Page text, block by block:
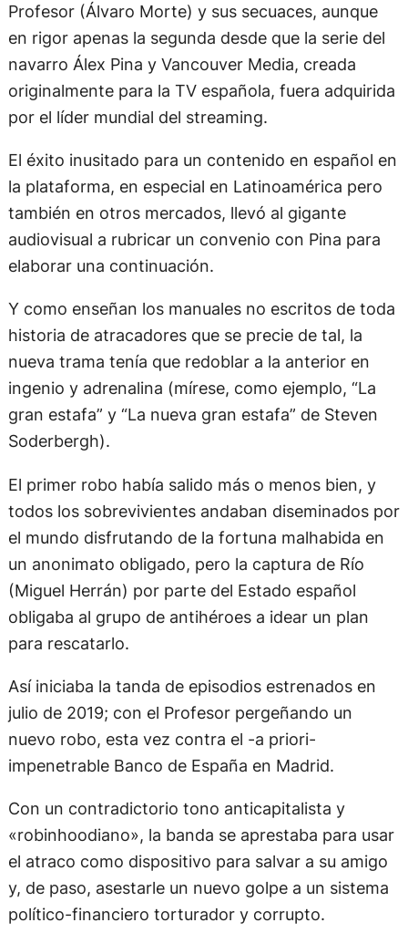
Profesor (Álvaro Morte) y sus secuaces, aunque
en rigor apenas la segunda desde que la serie del
navarro Álex Pina y Vancouver Media, creada
originalmente para la TV española, fuera adquirida
por el líder mundial del streaming.
El éxito inusitado para un contenido en español en
la plataforma, en especial en Latinoamérica pero
también en otros mercados, llevó al gigante
audiovisual a rubricar un convenio con Pina para
elaborar una continuación.
Y como enseñan los manuales no escritos de toda
historia de atracadores que se precie de tal, la
nueva trama tenía que redoblar a la anterior en
ingenio y adrenalina (mírese, como ejemplo, “La
gran estafa” y “La nueva gran estafa” de Steven
Soderbergh).
El primer robo había salido más o menos bien, y
todos los sobrevivientes andaban diseminados por
el mundo disfrutando de la fortuna malhabida en
un anonimato obligado, pero la captura de Río
(Miguel Herrán) por parte del Estado español
obligaba al grupo de antihéroes a idear un plan
para rescatarlo.
Así iniciaba la tanda de episodios estrenados en
julio de 2019; con el Profesor pergeñando un
nuevo robo, esta vez contra el -a priori-
impenetrable Banco de España en Madrid.
Con un contradictorio tono anticapitalista y
«robinhoodiano», la banda se aprestaba para usar
el atraco como dispositivo para salvar a su amigo
y, de paso, asestarle un nuevo golpe a un sistema
político-financiero torturador y corrupto.